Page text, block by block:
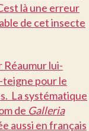
là une erreur
de cet insecte
Réaumur lui-
teigne pour le
La systématique
de Galleria
aussi en français